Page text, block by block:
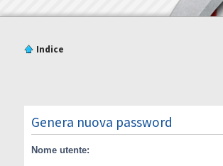
Indice
Genera nuova password
Nome utente: